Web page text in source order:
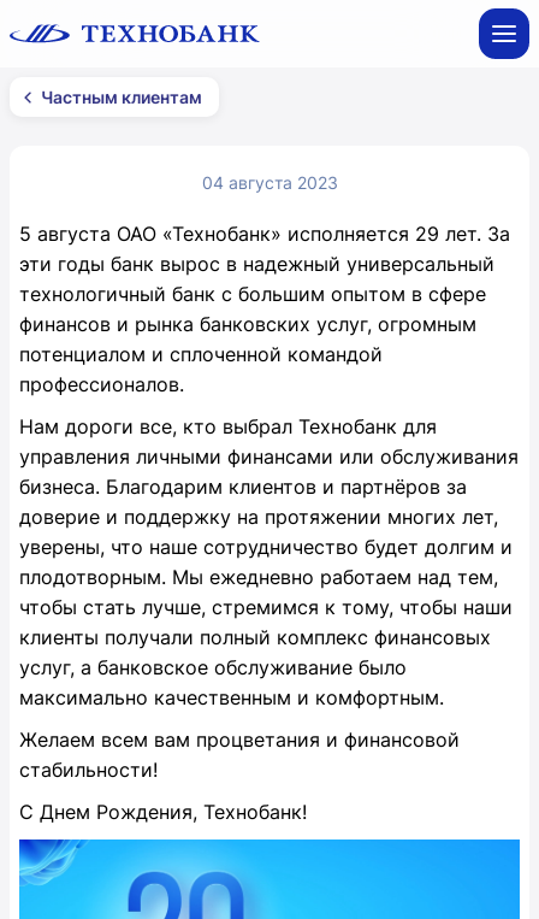
Частным клиентам
04 августа 2023
5 августа ОАО «Технобанк» исполняется 29 лет. За
эти годы банк вырос в надежный универсальный
технологичный банк с большим опытом в сфере
финансов и рынка банковских услуг, огромным
потенциалом и сплоченной командой
профессионалов.
Нам дороги все, кто выбрал Технобанк для
управления личными финансами или обслуживания
бизнеса. Благодарим клиентов и партнёров за
доверие и поддержку на протяжении многих лет,
уверены, что наше сотрудничество будет долгим и
плодотворным. Мы ежедневно работаем над тем,
чтобы стать лучше, стремимся к тому, чтобы наши
клиенты получали полный комплекс финансовых
услуг, а банковское обслуживание было
максимально качественным и комфортным.
Желаем всем вам процветания и финансовой
стабильности!
С Днем Рождения, Технобанк!